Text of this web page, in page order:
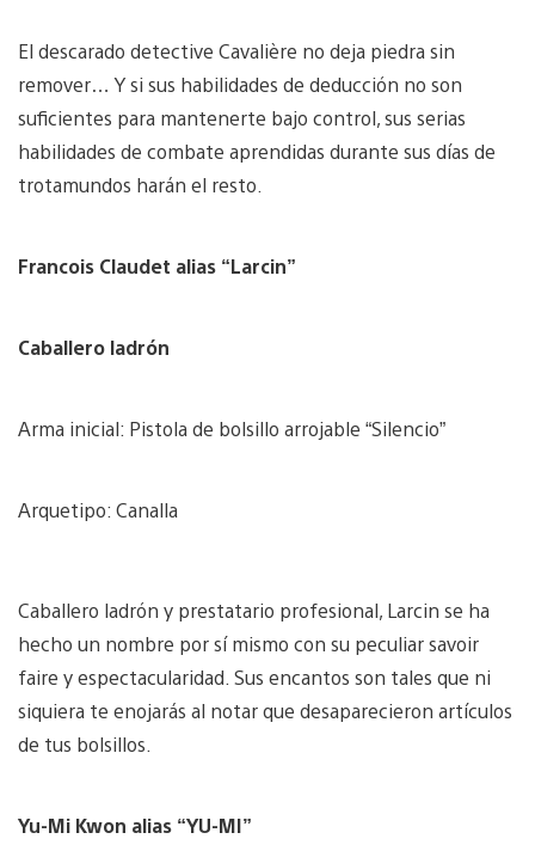
El descarado detective Cavalière no deja piedra sin
remover… Y si sus habilidades de deducción no son
suficientes para mantenerte bajo control, sus serias
habilidades de combate aprendidas durante sus días de
trotamundos harán el resto.
Francois Claudet alias “Larcin”
Caballero ladrón
Arma inicial: Pistola de bolsillo arrojable “Silencio”
Arquetipo: Canalla
Caballero ladrón y prestatario profesional, Larcin se ha
hecho un nombre por sí mismo con su peculiar savoir
faire y espectacularidad. Sus encantos son tales que ni
siquiera te enojarás al notar que desaparecieron artículos
de tus bolsillos.
Yu-Mi Kwon alias “YU-MI”